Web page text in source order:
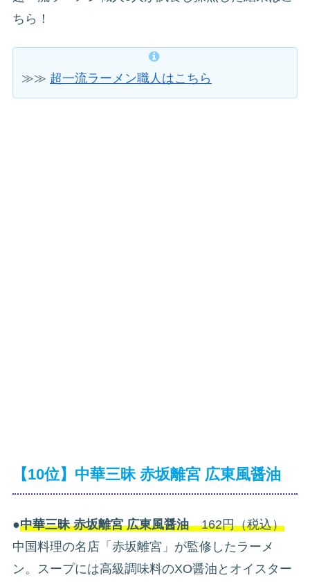
ちら！
≫≫ 超一流ラーメン職人はこちら
【10位】中華三昧 赤坂離宮 広東風醤油
●中華三昧 赤坂離宮 広東風醤油162円（税込）
中国料理の名店「赤坂離宮」が監修したラーメ
ン。スープには高級調味料のXO醤油とオイスター